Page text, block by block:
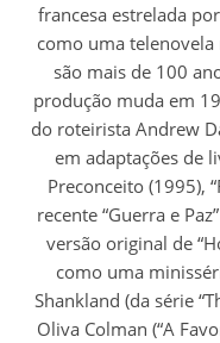
francesa estrelada
como uma
são mais de 100
produção muda em
do roteirista Andrew
em adaptações de
Preconceito (1995),
recente “Guerra e
versão original de
como uma
Shankland (da série
Oliva Colman (“A